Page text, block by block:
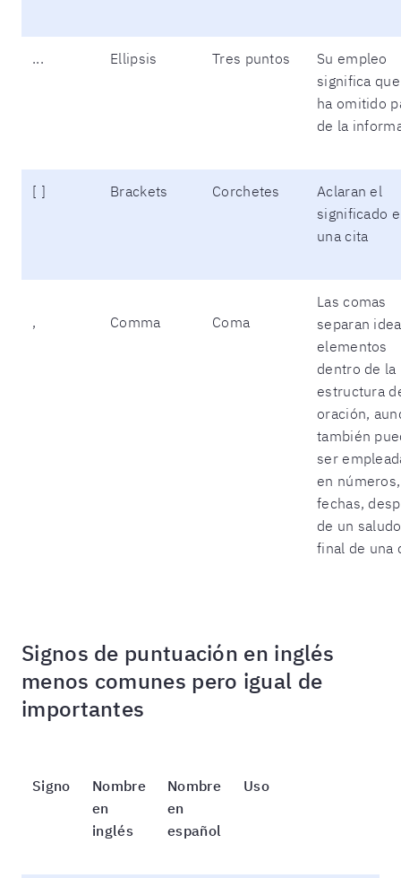
... Ellipsis Tres puntos
Su empleo
significa
ha omitido
de la
[ ] Brackets Corchetes
Aclaran el
significado
una cita
, Comma Coma
Las comas
separan
elementos
dentro de la
estructura
oración,
también
ser
en números,
fechas,
de un
final de una
Signos de puntuación en inglés
menos comunes pero igual de
importantes
Signo
Nombre
en
inglés
Nombre
en
español
Uso